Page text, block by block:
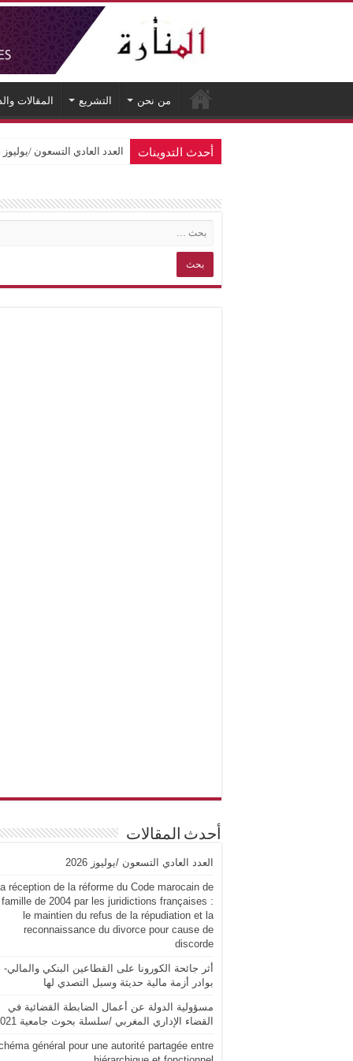
من نحن التشريع المقالات
أحدث التدوينات العدد العادي التسعون /يوليوز 2026
أحدث المقالات
العدد العادي التسعون /يوليوز 2026
La réception de la réforme du Code marocain de
famille de 2004 par les juridictions françaises :
le maintien du refus de la répudiation et la
reconnaissance du divorce pour cause de
discorde
أثر جائحة الكورونا على القطاعين البنكي والمالي-
بوادر أزمة مالية حديثة وسبل التصدي لها
مسؤولية الدولة عن أعمال الضابطة القضائية في
القضاء الإداري المغربي /سلسلة بحوث جامعية 2021
général pour une autorité partagée entre